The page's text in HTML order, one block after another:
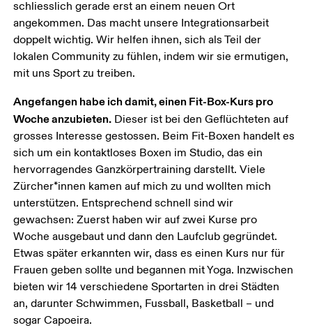
schliesslich gerade erst an einem neuen Ort
angekommen. Das macht unsere Integrationsarbeit
doppelt wichtig. Wir helfen ihnen, sich als Teil der
lokalen Community zu fühlen, indem wir sie ermutigen,
mit uns Sport zu treiben.
Angefangen habe ich damit, einen Fit-Box-Kurs pro
Woche anzubieten. Dieser ist bei den Geflüchteten auf
grosses Interesse gestossen. Beim Fit-Boxen handelt es
sich um ein kontaktloses Boxen im Studio, das ein
hervorragendes Ganzkörpertraining darstellt. Viele
Zürcher*innen kamen auf mich zu und wollten mich
unterstützen. Entsprechend schnell sind wir
gewachsen: Zuerst haben wir auf zwei Kurse pro
Woche ausgebaut und dann den Laufclub gegründet.
Etwas später erkannten wir, dass es einen Kurs nur für
Frauen geben sollte und begannen mit Yoga. Inzwischen
bieten wir 14 verschiedene Sportarten in drei Städten
an, darunter Schwimmen, Fussball, Basketball – und
sogar Capoeira.